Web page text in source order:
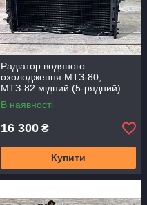
Радіатор водяного
охолодження МТЗ-80,
МТЗ-82 мідний (5-рядний)
Промтрансенерго 70СМ5-
130101
В наявності
16 300 ₴
Купити